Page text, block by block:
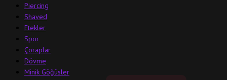
Piercing
Shaved
Etekler
Spor
Çoraplar
Dövme
Minik Göğüsler